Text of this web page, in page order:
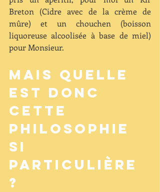
Breton (Cidre avec de la crème de
mûre) et un chouchen (boisson
liquoreuse alcoolisée à base de miel)
pour Monsieur.
Mais quelle
est donc
cette
philosophie
si
particulière
?